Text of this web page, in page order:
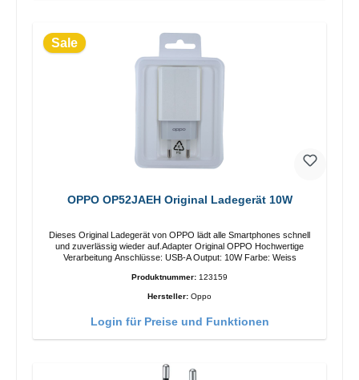
Sale
OPPO OP52JAEH Original Ladegerät 10W
Dieses Original Ladegerät von OPPO lädt alle Smartphones schnell
und zuverlässig wieder auf.Adapter Original OPPO Hochwertige
Verarbeitung Anschlüsse: USB-A Output: 10W Farbe: Weiss
Produktnummer: 123159
Hersteller: Oppo
Login für Preise und Funktionen